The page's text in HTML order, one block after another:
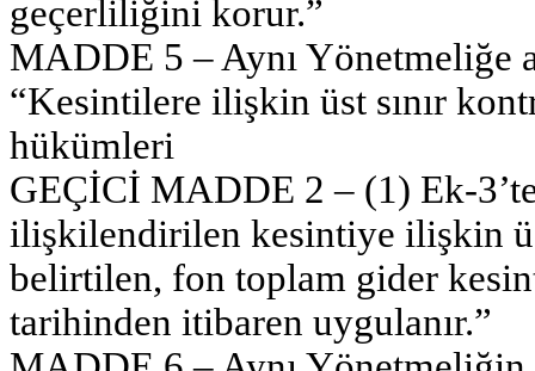
geçerliliğini korur.”
MADDE 5 – Aynı Yönetmeliğe
“Kesintilere ilişkin üst sınır
hükümleri
GEÇİCİ MADDE 2 – (1) Ek-
ilişkilendirilen kesintiye ilişkin
belirtilen, fon toplam gider
tarihinden itibaren uygulanır.”